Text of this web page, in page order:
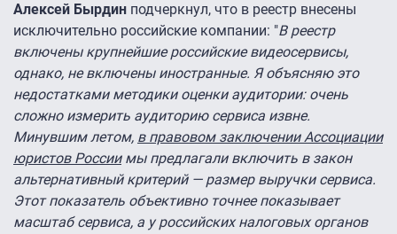
Алексей Бырдин подчеркнул, что в реестр внесены
исключительно российские компании: "В реестр
включены крупнейшие российские видеосервисы,
однако, не включены иностранные. Я объясняю это
недостатками методики оценки аудитории: очень
сложно измерить аудиторию сервиса извне.
Минувшим летом, в правовом заключении Ассоциации
юристов Россиимы предлагали включить в закон
альтернативный критерий — размер выручки сервиса.
Этот показатель объективно точнее показывает
масштаб сервиса, а у российских налоговых органов